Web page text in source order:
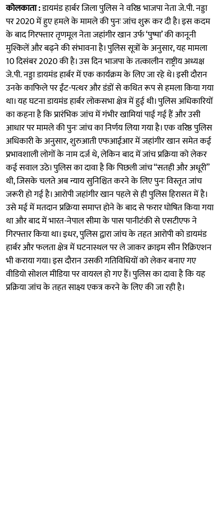
कोलकाता :डायमंड हार्बर जिला पुलिस ने वरिष्ठ भाजपा नेता जे.पी. नड्डा
पर 2020 में हुए हमले के मामले की पुनः जांच शुरू कर दी है। इस कदम
के बाद गिरफ्तार तृणमूल नेता जहांगीर खान उर्फ ‘पुष्पा’ की कानूनी
मुश्किलें और बढ़ने की संभावना है। पुलिस सूत्रों के अनुसार, यह मामला
10 दिसंबर 2020 की है। उस दिन भाजपा के तत्कालीन राष्ट्रीय अध्यक्ष
जे.पी. नड्डा डायमंड हार्बर में एक कार्यक्रम के लिए जा रहे थे। इसी दौरान
उनके काफिले पर ईंट-पत्थर और डंडों से कथित रूप से हमला किया गया
था। यह घटना डायमंड हार्बर लोकसभा क्षेत्र में हुई थी। पुलिस अधिकारियों
का कहना है कि प्रारंभिक जांच में गंभीर खामियां पाई गई हैं और उसी
आधार पर मामले की पुनः जांच का निर्णय लिया गया है। एक वरिष्ठ पुलिस
अधिकारी के अनुसार, शुरुआती एफआईआर में जहांगीर खान समेत कई
प्रभावशाली लोगों के नाम दर्ज थे, लेकिन बाद में जांच प्रक्रिया को लेकर
कई सवाल उठे। पुलिस का दावा है कि पिछली जांच “सतही और अधूरी”
थी, जिसके चलते अब न्याय सुनिश्चित करने के लिए पुनः विस्तृत जांच
जरूरी हो गई है। आरोपी जहांगीर खान पहले से ही पुलिस हिरासत में है।
उसे मई में मतदान प्रक्रिया समाप्त होने के बाद से फरार घोषित किया गया
था और बाद में भारत-नेपाल सीमा के पास पानीटंकी से एसटीएफ ने
गिरफ्तार किया था। इधर, पुलिस द्वारा जांच के तहत आरोपी को डायमंड
हार्बर और फलता क्षेत्र में घटनास्थल पर ले जाकर क्राइम सीन रिक्रिएशन
भी कराया गया। इस दौरान उसकी गतिविधियों को लेकर बनाए गए
वीडियो सोशल मीडिया पर वायरल हो गए हैं। पुलिस का दावा है कि यह
प्रक्रिया जांच के तहत साक्ष्य एकत्र करने के लिए की जा रही है।